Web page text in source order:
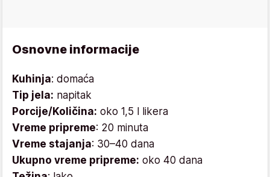
Osnovne informacije
Kuhinja: domaća
Tip jela: napitak
Porcije/Količina: oko 1,5 l likera
Vreme pripreme: 20 minuta
Vreme stajanja: 30–40 dana
Ukupno vreme pripreme: oko 40 dana